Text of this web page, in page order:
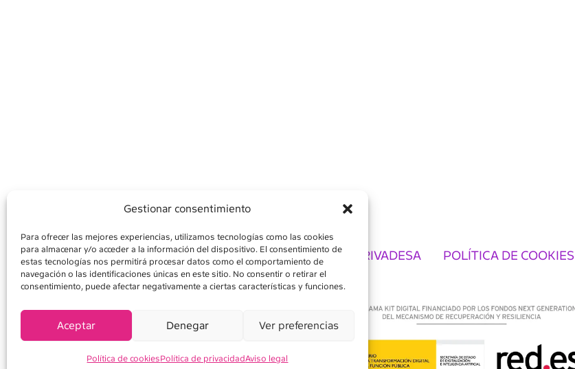
Gestionar consentimiento
Para ofrecer las mejores experiencias, utilizamos tecnologías como las cookies
para almacenar y/o acceder a la información del dispositivo. El consentimiento de
estas tecnologías nos permitirá procesar datos como el comportamiento de
navegación o las identificaciones únicas en este sitio. No consentir o retirar el
consentimiento, puede afectar negativamente a ciertas características y funciones.
Aceptar Denegar Ver preferencias
Política de cookiesPolítica de privacidadAviso legal
AVÍS LEGAL POLÍTICA DE PRIVADESA POLÍTICA DE COOKIES